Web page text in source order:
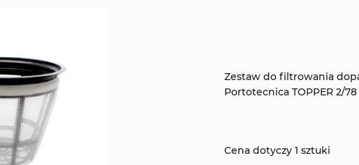
Zestaw do filtrowania
Portotecnica TOPPER 2/
Cena dotyczy 1 sztuki